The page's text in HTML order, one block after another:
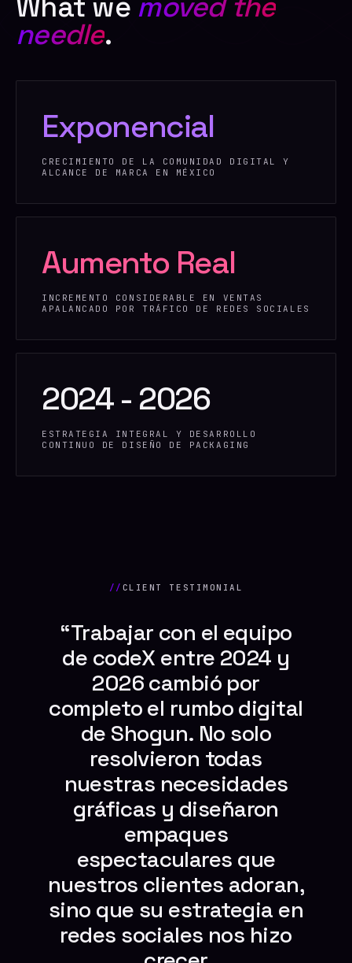
needle.
Exponencial
CRECIMIENTO DE LA COMUNIDAD DIGITAL Y
ALCANCE DE MARCA EN MÉXICO
Aumento Real
INCREMENTO CONSIDERABLE EN VENTAS
APALANCADO POR TRÁFICO DE REDES SOCIALES
2024 - 2026
ESTRATEGIA INTEGRAL Y DESARROLLO
CONTINUO DE DISEÑO DE PACKAGING
// CLIENT TESTIMONIAL
“Trabajar con el equipo
de codeX entre 2024 y
2026 cambió por
completo el rumbo digital
de Shogun. No solo
resolvieron todas
nuestras necesidades
gráficas y diseñaron
empaques
espectaculares que
nuestros clientes adoran,
sino que su estrategia en
redes sociales nos hizo